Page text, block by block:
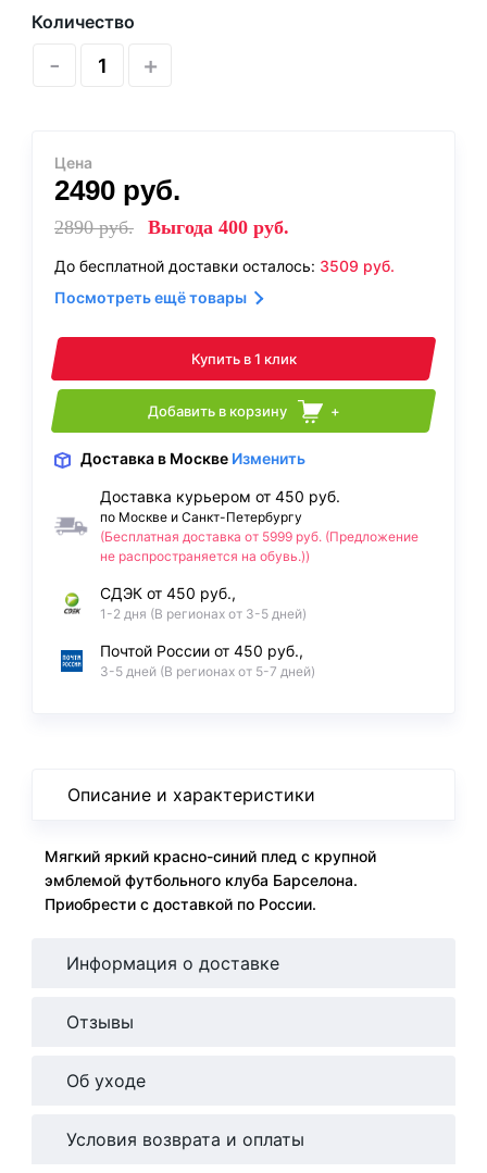
Количество
- +
Цена
2490 руб.
2890руб. Выгода 400 руб.
До бесплатной доставки осталось: 3509 руб.
Посмотреть ещё товары
Купить в 1 клик
Добавить в корзину +
Доставка в Москве Изменить
Доставка курьером от 450 руб.
по Москве и Санкт-Петербургу
(Бесплатная доставка от 5999 руб. (Предложение
не распространяется на обувь.))
СДЭК от 450 руб.,
1-2 дня (В регионах от 3-5 дней)
Почтой России от 450 руб.,
3-5 дней (В регионах от 5-7 дней)
Описание и характеристики
Мягкий яркий красно-синий плед с крупной
эмблемой футбольного клуба Барселона.
Приобрести с доставкой по России.
Информация о доставке
Отзывы
Об уходе
Условия возврата и оплаты